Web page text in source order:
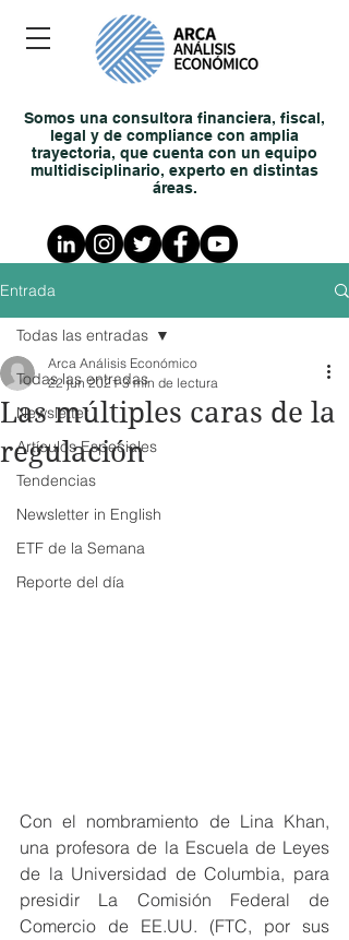
Somos una consultora financiera, fiscal,
legal y de compliance con amplia
trayectoria, que cuenta con un equipo
multidisciplinario, experto en distintas
áreas.
Entrada
Todas las entradas
Newsletter
Artículos Especiales
Tendencias
Newsletter in English
ETF de la Semana
Reporte del día
Todas las entradas
Las múltiples caras de la
regulación
Arca Análisis Económico
22 jun 2021 3 min de lectura
Con el nombramiento de Lina Khan,
una profesora de la Escuela de Leyes
de la Universidad de Columbia, para
presidir La Comisión Federal de
Comercio de EE.UU. (FTC, por sus